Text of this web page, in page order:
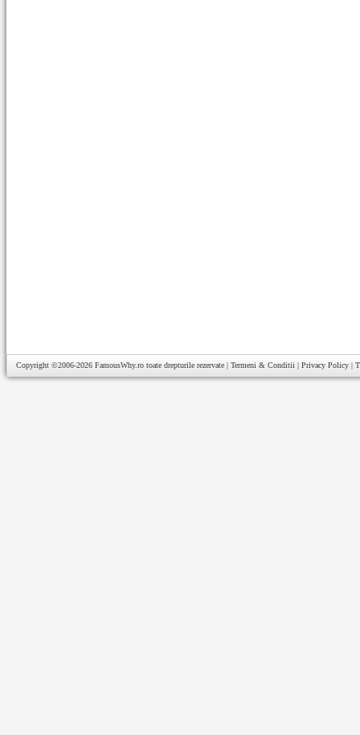
Copyright ©2006-2026 FamousWhy.ro toate drepturile rezervate | Termeni & Conditii | Privacy Policy |